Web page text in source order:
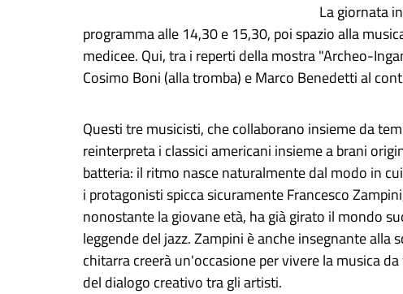
La giornata
programma alle 14,30 e 15,30, poi spazio alla
medicee. Qui, tra i reperti della mostra "Archeo-
Cosimo Boni (alla tromba) e Marco Benedetti al
Questi tre musicisti, che collaborano insieme da
reinterpreta i classici americani insieme a brani
batteria: il ritmo nasce naturalmente dal modo in
i protagonisti spicca sicuramente Francesco
nonostante la giovane età, ha già girato il mondo
leggende del jazz. Zampini è anche insegnante alla
chitarra creerà un'occasione per vivere la musica
del dialogo creativo tra gli artisti.